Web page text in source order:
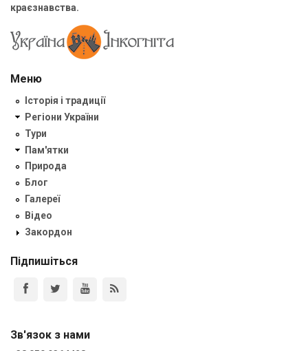
краєзнавства.
Меню
Історія і традиції
Регіони України
Тури
Пам'ятки
Природа
Блог
Галереї
Відео
Закордон
Підпишіться
Зв'язок з нами